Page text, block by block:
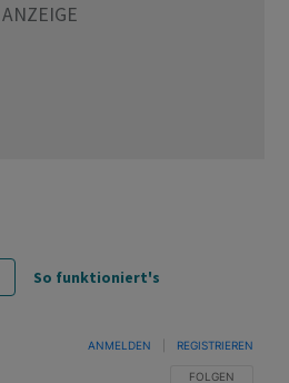
So funktioniert's
FOLGE DIESER
FOLGEN
ANMELDEN REGISTRIEREN